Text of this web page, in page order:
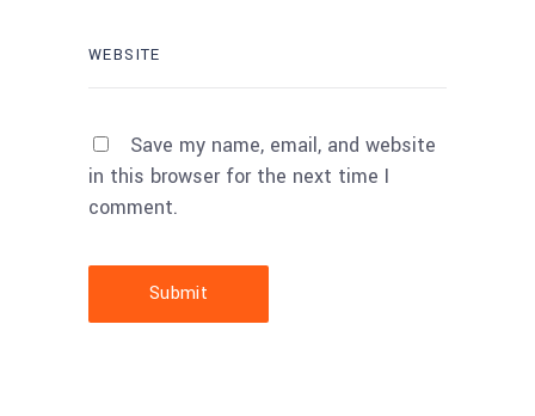
Save my name, email, and website
in this browser for the next time I
comment.
Submit